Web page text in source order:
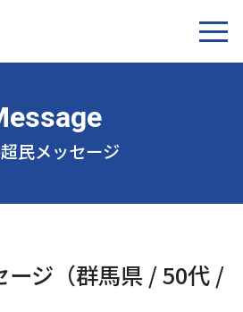
民メッセージ
ージ（群馬県 / 50代 /